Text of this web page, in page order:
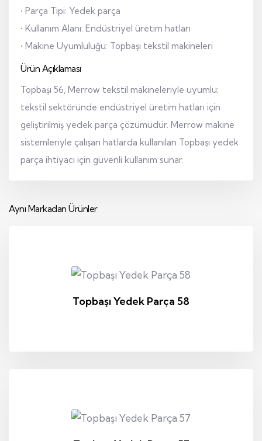
• Parça Tipi: Yedek parça
• Kullanım Alanı: Endüstriyel üretim hatları
• Makine Uyumluluğu: Topbaşı tekstil makineleri
Ürün Açıklaması
Topbaşı 56, Merrow tekstil makineleriyle uyumlu;
tekstil sektöründe endüstriyel üretim hatları için
geliştirilmiş yedek parça çözümüdür. Merrow makine
sistemleriyle çalışan hatlarda kullanılan Topbaşı yedek
parça ihtiyacı için güvenli kullanım sunar.
Aynı Markadan Ürünler
Topbaşı Yedek Parça 58